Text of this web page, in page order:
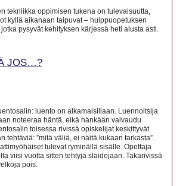
tekniikka oppimisen tukena on tulevaisuutta,
kyllä aikanaan taipuvat – huippuopetuksen
pysyvät kehityksen kärjessä heti alusta asti.
JOS…?
luento on alkamaisillaan. Luennoitsija
noteeraa häntä, eikä hänkään vaivaudu
toisessa rivissä opiskelijat keskittyvät
tehtäviä: ”mitä väliä, ei näitä kukaan tarkasta”.
tulevat ryminällä sisälle. Opettaja
viisi vuotta sitten tehtyjä slaidejaan. Takarivissä
pois.